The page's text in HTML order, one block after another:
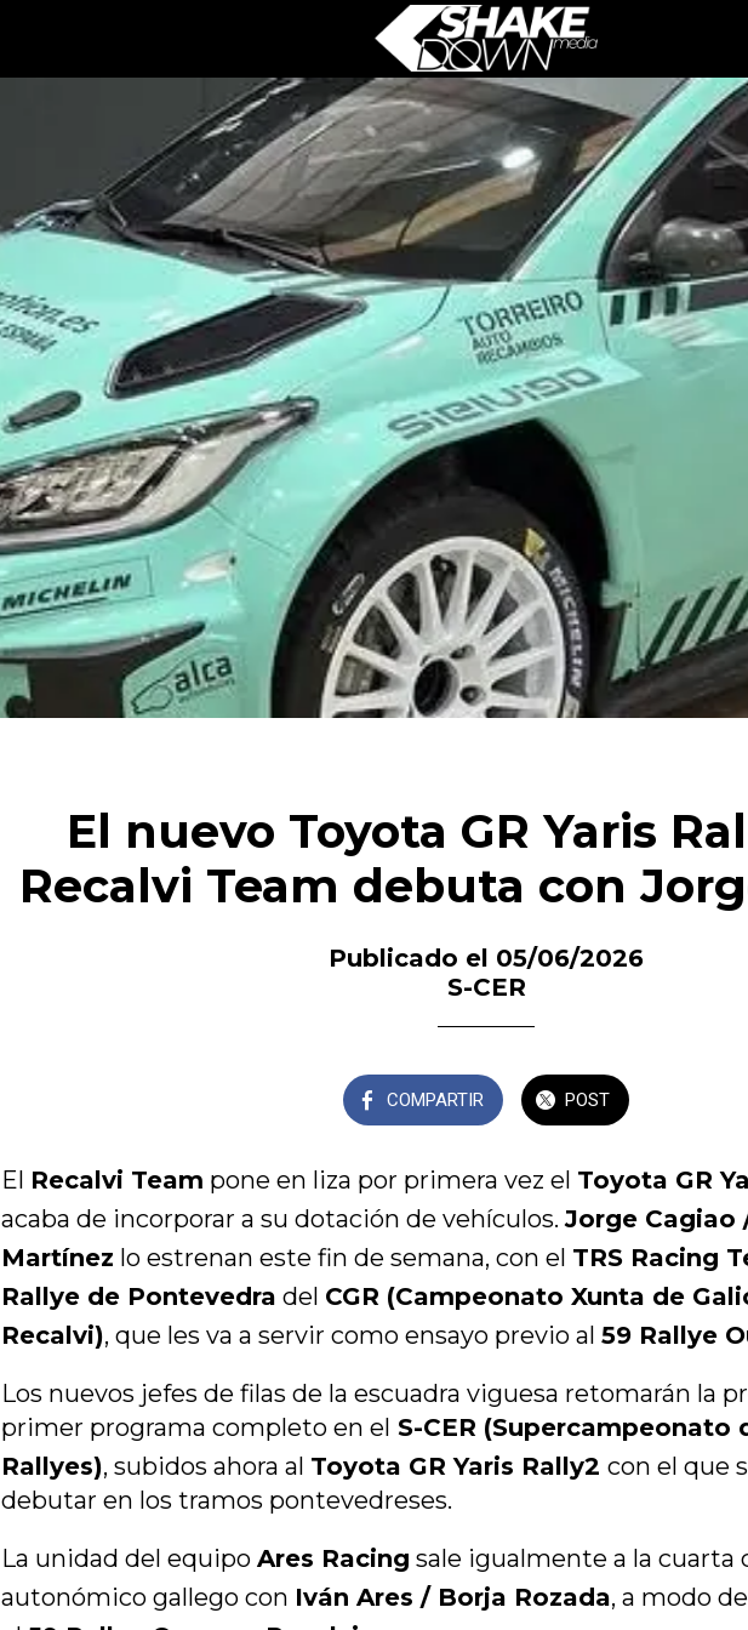
El nuevo Toyota GR Yaris
Recalvi Team debuta con
Publicado el 05/06/2026
S-CER
COMPARTIR POST
El Recalvi Team pone en liza por primera vez el Toyota GR
acaba de incorporar a su dotación de vehículos.Jorge Cagiao
Martínez lo estrenan este fin de semana, con el TRS Racing
Rallye de Pontevedra del CGR (Campeonato Xunta de
Recalvi), que les va a servir como ensayo previo al 59 Rallye
Los nuevos jefes de filas de la escuadra viguesa retomarán la
primer programa completo en el S-CER (Supercampeonato
Rallyes), subidos ahora al Toyota GR Yaris Rally2 con el que
debutar en los tramos pontevedreses.
La unidad del equipo Ares Racing sale igualmente a la cuarta
autonómico gallego con Iván Ares / Borja Rozada, a modo